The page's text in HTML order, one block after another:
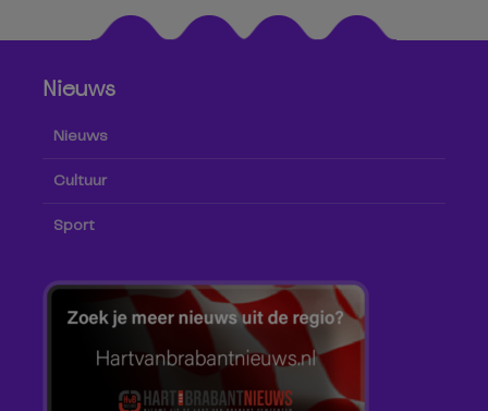
Nieuws
Nieuws
Cultuur
Sport